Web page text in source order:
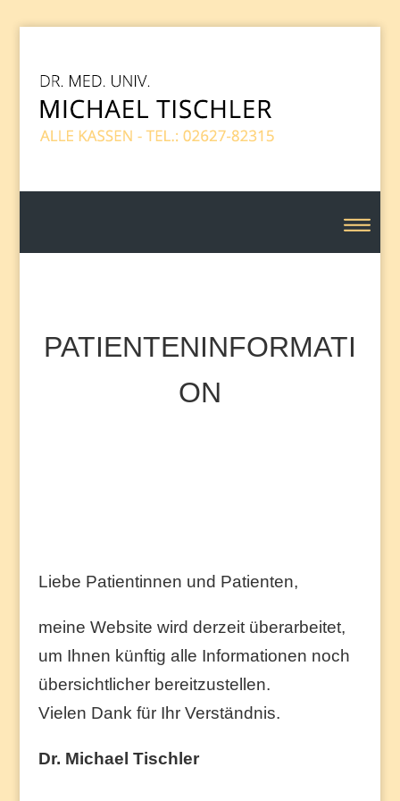
PATIENTENINFORMATI
ON
Liebe Patientinnen und Patienten,
meine Website wird derzeit überarbeitet,
um Ihnen künftig alle Informationen noch
übersichtlicher bereitzustellen.
Vielen Dank für Ihr Verständnis.
Dr. Michael Tischler